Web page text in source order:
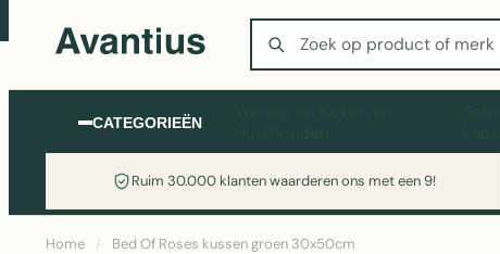
Zoeken
CATEGORIEËN
Ruim 30.000 klanten waarderen ons met een 9!
Home / Bed Of Roses kussen groen 30x50cm